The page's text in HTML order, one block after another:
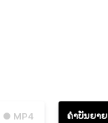
● MP4 ຄຳບັນຍາຍ